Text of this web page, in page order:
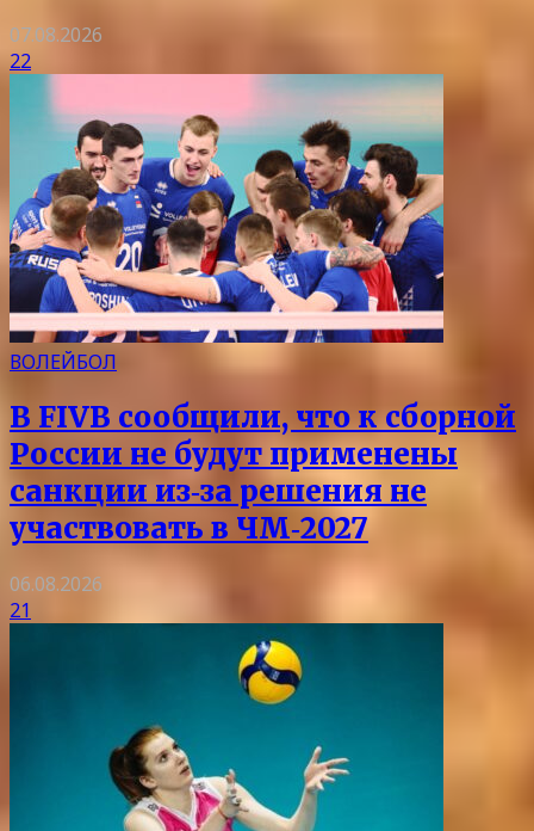
07.08.2026
22
ВОЛЕЙБОЛ
В FIVB сообщили, что к сборной
России не будут применены
санкции из‑за решения не
участвовать в ЧМ‑2027
06.08.2026
21